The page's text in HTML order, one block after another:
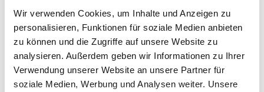
Wir verwenden Cookies, um Inhalte und Anzeigen zu
personalisieren, Funktionen für soziale Medien anbieten
zu können und die Zugriffe auf unsere Website zu
analysieren. Außerdem geben wir Informationen zu Ihrer
Verwendung unserer Website an unsere Partner für
soziale Medien, Werbung und Analysen weiter. Unsere
Philippi
Pieperconcept
Piffany Copenhagen